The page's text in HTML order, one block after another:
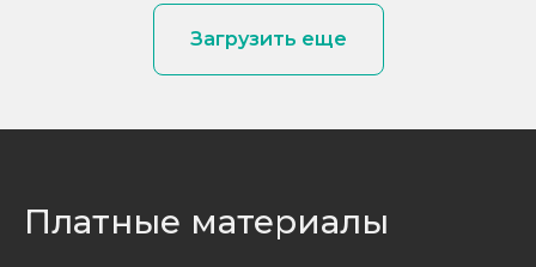
Загрузить еще
Платные материалы